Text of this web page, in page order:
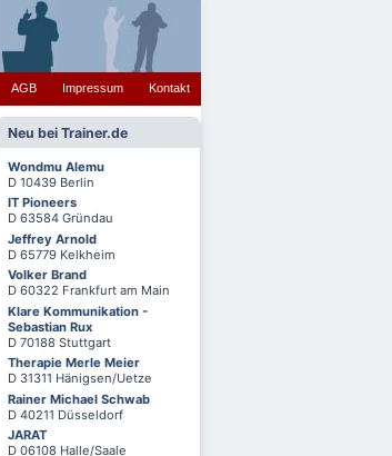
AGB Impressum Kontakt
Neu bei Trainer.de
Wondmu Alemu
D 10439 Berlin
IT Pioneers
D 63584 Gründau
Jeffrey Arnold
D 65779 Kelkheim
Volker Brand
D 60322 Frankfurt am Main
Klare Kommunikation -
Sebastian Rux
D 70188 Stuttgart
Therapie Merle Meier
D 31311 Hänigsen/Uetze
Rainer Michael Schwab
D 40211 Düsseldorf
JARAT
D 06108 Halle/Saale